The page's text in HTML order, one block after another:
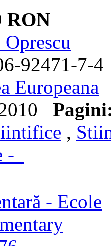
RON
92471-7-4
Europeana
,
-